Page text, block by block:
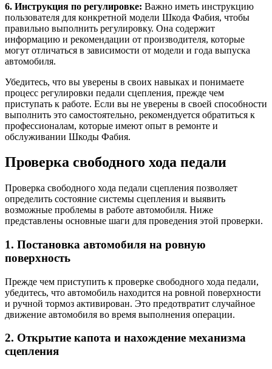
6. Инструкция по регулировке: Важно иметь инструкцию
пользователя для конкретной модели Шкода Фабия, чтобы
правильно выполнить регулировку. Она содержит
информацию и рекомендации от производителя, которые
могут отличаться в зависимости от модели и года выпуска
автомобиля.
Убедитесь, что вы уверены в своих навыках и понимаете
процесс регулировки педали сцепления, прежде чем
приступать к работе. Если вы не уверены в своей способности
выполнить это самостоятельно, рекомендуется обратиться к
профессионалам, которые имеют опыт в ремонте и
обслуживании Шкоды Фабия.
Проверка свободного хода педали
Проверка свободного хода педали сцепления позволяет
определить состояние системы сцепления и выявить
возможные проблемы в работе автомобиля. Ниже
представлены основные шаги для проведения этой проверки.
1. Постановка автомобиля на ровную
поверхность
Прежде чем приступить к проверке свободного хода педали,
убедитесь, что автомобиль находится на ровной поверхности
и ручной тормоз активирован. Это предотвратит случайное
движение автомобиля во время выполнения операции.
2. Открытие капота и нахождение механизма
сцепления